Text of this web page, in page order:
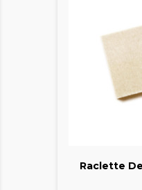
Raclette